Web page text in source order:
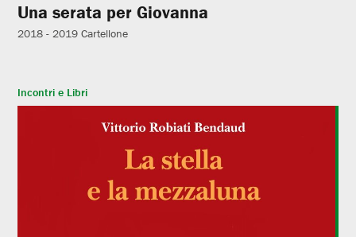
Una serata per Giovanna
2018 - 2019 Cartellone
Incontri e Libri